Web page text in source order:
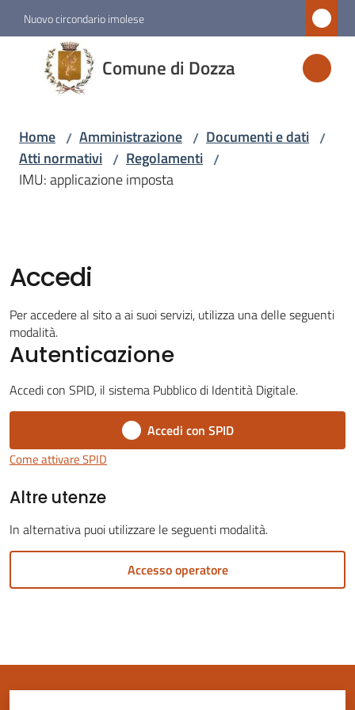
Vai al contenuto
Vai alla navigazione
Vai al footer
Nuovo circondario imolese
Comune di Dozza
Comune
di
Dozza
Amministrazione
Menu selezionato
Servizi
Vivere
Dozza
Servizi
line
Tutti
argomenti
Home / Amministrazione / Documenti e dati /
Atti normativi / Regolamenti /
IMU: applicazione imposta
Accedi
Per accedere al sito a ai suoi servizi, utilizza una delle seguenti
modalità.
Autenticazione
Accedi con SPID, il sistema Pubblico di Identità Digitale.
Accedi con SPID
Come attivare SPID
Altre utenze
In alternativa puoi utilizzare le seguenti modalità.
Accesso operatore